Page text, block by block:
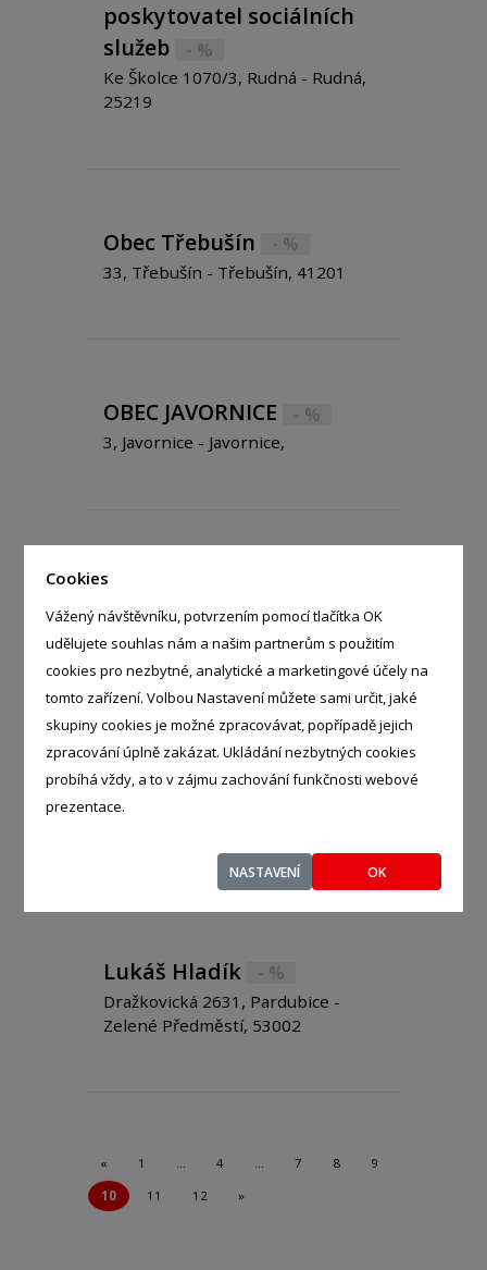
Cookies
Vážený návštěvníku, potvrzením pomocí tlačítka OK
udělujete souhlas nám a našim partnerům s použitím
cookies pro nezbytné, analytické a marketingové účely na
tomto zařízení. Volbou Nastavení můžete sami určit, jaké
skupiny cookies je možné zpracovávat, popřípadě jejich
zpracování úplně zakázat. Ukládání nezbytných cookies
probíhá vždy, a to v zájmu zachování funkčnosti webové
prezentace.
NASTAVENÍ OK
poskytovatel sociálních
služeb
- %
Ke Školce 1070/3, Rudná - Rudná,
25219
Obec Třebušín - %
33, Třebušín - Třebušín, 41201
OBEC JAVORNICE - %
3, Javornice - Javornice,
Lumír Potůček
26, Kosova Hora - Kosova Hora,
26291
Klára Šomošköi - %
Rovná 357/1, Praha - Satalice,
Lukáš Hladík - %
Dražkovická 2631, Pardubice -
Zelené Předměstí, 53002
« 1 … 4 … 7 8
9
10
11 12 »